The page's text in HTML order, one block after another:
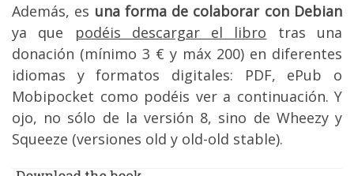
Además, es una forma de colaborar con Debian
ya que
podéis descargar el libro tras una
donación (mínimo 3 € y máx 200) en diferentes
idiomas y formatos digitales: PDF, ePub o
Mobipocket como podéis ver a continuación. Y
ojo, no sólo de la versión 8, sino de Wheezy y
Squeeze (versiones old y old-old stable).